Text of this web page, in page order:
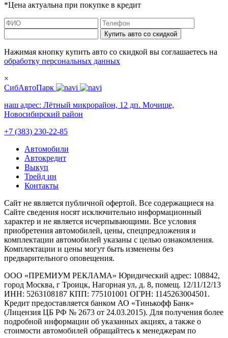
*Цена актуальна при покупке в кредит
Купить авто со скидкой
Нажимая кнопку купить авто со скидкой вы соглашаетесь на
обработку персональных данных
×
СибАвтоПарк
наш адрес: Лётный микрорайон, 12 дп. Мочище,
Новосибирский район
+7 (383) 230-22-85
Автомобили
Автокредит
Выкуп
Трейд ин
Контакты
Cайт не является публичной офертой. Все содержащиеся на
Сайте сведения носят исключительно информационный
характер и не является исчерпывающими. Все условия
приобретения автомобилей, цены, спецпредложения и
комплектации автомобилей указаны с целью ознакомления.
Комплектации и цены могут быть изменены без
предварительного оповещения.
ООО «ПРЕМИУМ РЕКЛАМА» Юридический адрес: 108842,
город Москва, г Троицк, Нагорная ул, д. 8, помещ. 12/11/12/13
ИНН: 5263108187 КПП: 775101001 ОГРН: 1145263004501.
Кредит предоставляется банком АО «Тинькофф Банк»
(Лицензия ЦБ РФ № 2673 от 24.03.2015). Для получения более
подробной информации об указанных акциях, а также о
стоимости автомобилей обращайтесь к менеджерам по